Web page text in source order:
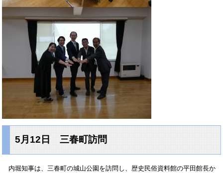
5月12日 三春町訪問
内堀知事は、三春町の城山公園を訪問し、歴史民俗資料館の平田館長か